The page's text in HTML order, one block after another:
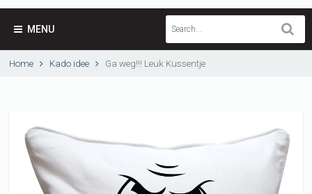
MENU
Home Kado idee Ga weg!!! Leuk Kussentje